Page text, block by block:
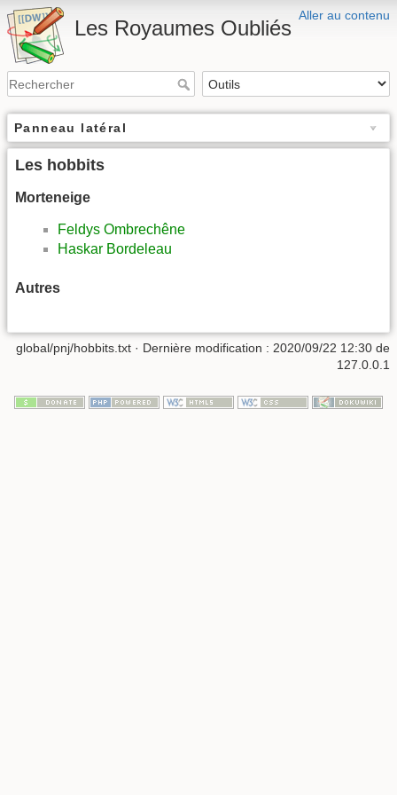
Aller au contenu
Les Royaumes Oubliés
Panneau latéral
Les hobbits
Morteneige
Feldys Ombrechêne
Haskar Bordeleau
Autres
global/pnj/hobbits.txt · Dernière modification : 2020/09/22 12:30 de
127.0.0.1